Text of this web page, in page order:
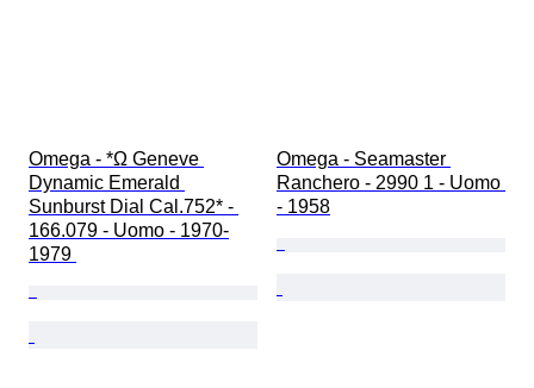
Omega - *Ω Geneve
Dynamic Emerald
Sunburst Dial Cal.752* -
166.079 - Uomo - 1970-
1979
Omega - Seamaster
Ranchero - 2990 1 - Uomo
- 1958